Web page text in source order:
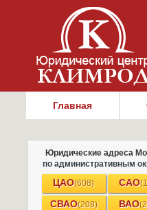
Главная
Юридические адреса
по административным
ЦАО(608) САО
СВАО(208) ВАО